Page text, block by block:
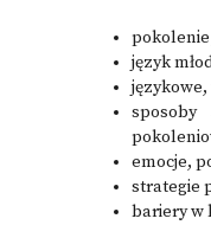
język
sposoby
emocje,
strategie
bariery w